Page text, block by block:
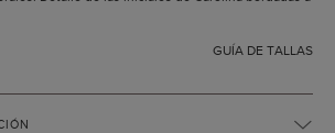
GUÍA DE TALLAS